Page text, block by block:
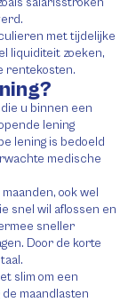
met tijdelijke
liquiditeit zoeken,
rentekosten.
u binnen een
lening
lening is bedoeld
medische
ook wel
snel wil aflossen en
sneller
Door de korte
slim om een
de maandlasten